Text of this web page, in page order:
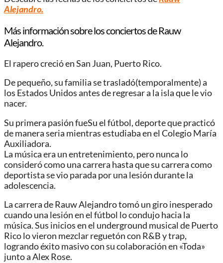
Alejandro.
Más información sobre los conciertos de Rauw
Alejandro.
El rapero creció en San Juan, Puerto Rico.
De pequeño, su familia se trasladó(temporalmente) a
los Estados Unidos antes de regresar a la isla que le vio
nacer.
Su primera pasión fueSu el fútbol, ​​deporte que practicó
de manera seria mientras estudiaba en el Colegio María
Auxiliadora.
La música era un entretenimiento, pero nunca lo
consideró como una carrera hasta que su carrera como
deportista se vio parada por una lesión durante la
adolescencia.
La carrera de Rauw Alejandro tomó un giro inesperado
cuando una lesión en el fútbol lo condujo hacia la
música. Sus inicios en el underground musical de Puerto
Rico lo vieron mezclar reguetón con R&B y trap,
logrando éxito masivo con su colaboración en «Toda»
junto a Alex Rose.